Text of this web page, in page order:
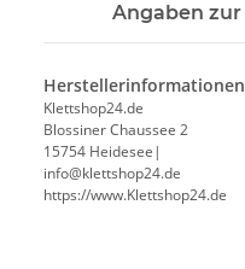
Angaben
Klettshop24.de
Blossiner Chaussee 2
15754 Heidesee|
info@klettshop24.de
https://www.Klettshop24.de